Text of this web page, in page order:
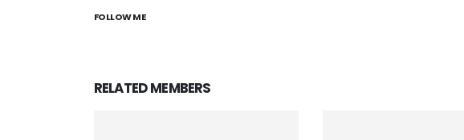
FOLLOW ME
RELATEDMEMBERS